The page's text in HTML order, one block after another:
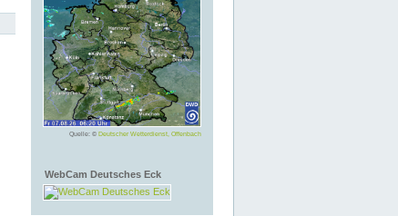
Quelle: © Deutscher Wetterdienst, Offenbach
WebCam Deutsches Eck